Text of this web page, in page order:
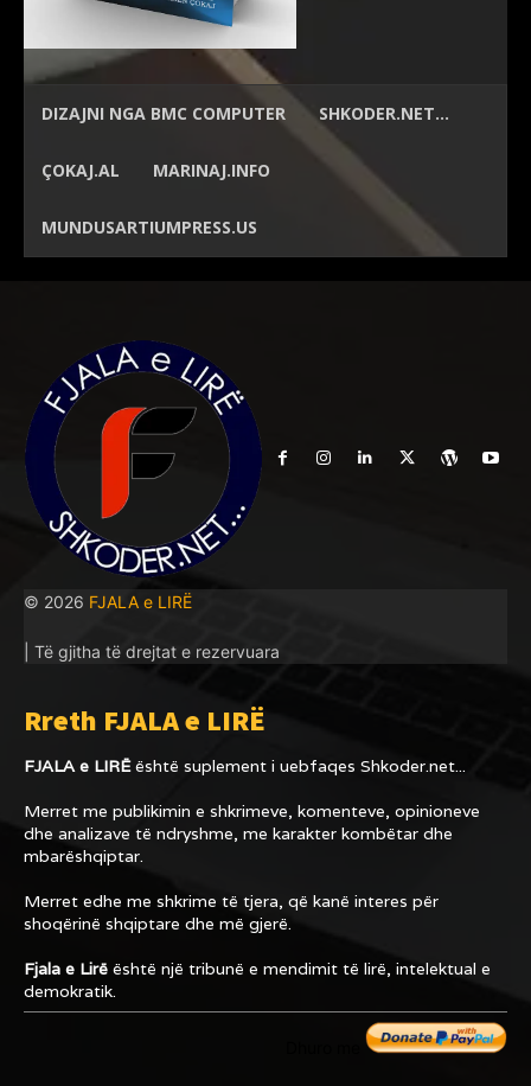
DIZAJNI NGA BMC COMPUTER SHKODER.NET…
ÇOKAJ.AL MARINAJ.INFO
MUNDUSARTIUMPRESS.US
© 2026 FJALA e LIRË
| Të gjitha të drejtat e rezervuara
Rreth FJALA e LIRË
FJALA e LIRËështë suplement i uebfaqes Shkoder.net...
Merret me publikimin e shkrimeve, komenteve, opinioneve
dhe analizave të ndryshme, me karakter kombëtar dhe
mbarëshqiptar.
Merret edhe me shkrime të tjera, që kanë interes për
shoqërinë shqiptare dhe më gjerë.
Fjala e Lirë është një tribunë e mendimit të lirë, intelektual e
demokratik.